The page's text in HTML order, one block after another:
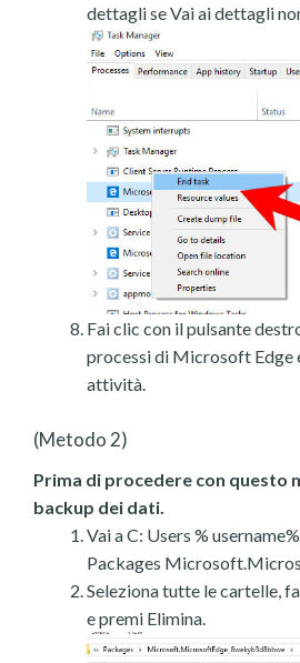
dettagli se Vai ai dettagli
Fai clic con il pulsante
processi di Microsoft Edge
attività.
(Metodo 2)
Prima di procedere con questo
backup dei dati.
Vai a C: Users %
Packages
Seleziona tutte le cartelle,
e premi Elimina.